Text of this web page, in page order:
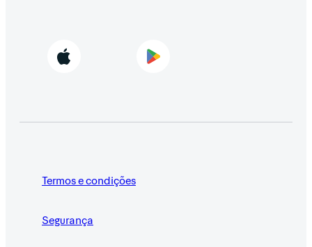
Termos e condições
Segurança